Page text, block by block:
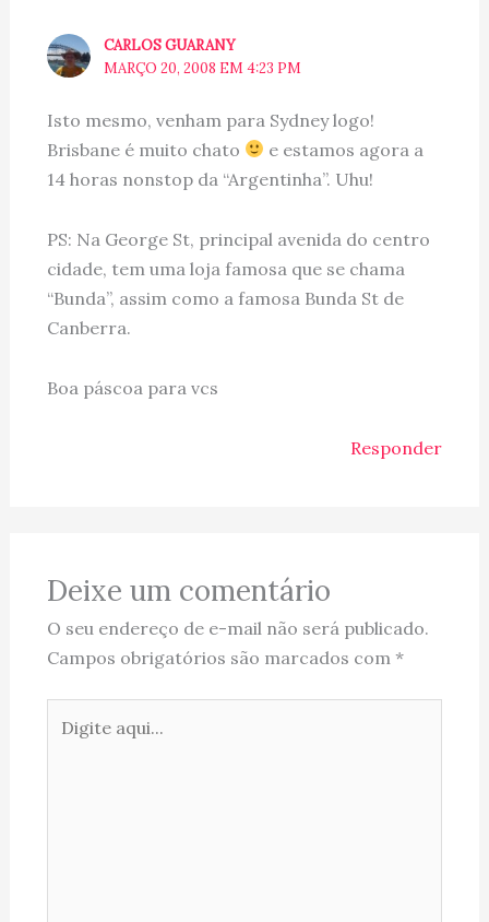
CARLOS GUARANY
MARÇO 20, 2008 EM 4:23 PM
Isto mesmo, venham para Sydney logo!
Brisbane é muito chato
e estamos agora a
14 horas nonstop da “Argentinha”. Uhu!
PS: Na George St, principal avenida do centro
cidade, tem uma loja famosa que se chama
“Bunda”, assim como a famosa Bunda St de
Canberra.
Boa páscoa para vcs
Responder
Deixe um comentário
O seu endereço de e-mail não será publicado.
Campos obrigatórios são marcados com *
aqui...